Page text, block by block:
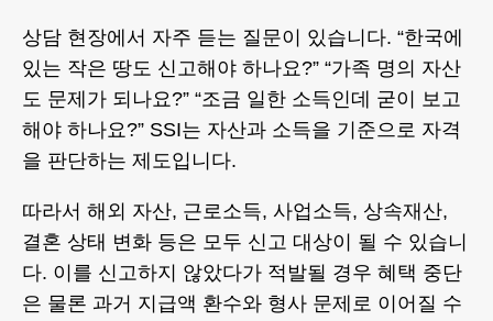
상담 현장에서 자주 듣는 질문이 있습니다. “한국에
있는 작은 땅도 신고해야 하나요?” “가족 명의 자산
도 문제가 되나요?” “조금 일한 소득인데 굳이 보고
해야 하나요?” SSI는 자산과 소득을 기준으로 자격
을 판단하는 제도입니다.
따라서 해외 자산, 근로소득, 사업소득, 상속재산,
결혼 상태 변화 등은 모두 신고 대상이 될 수 있습니
다. 이를 신고하지 않았다가 적발될 경우 혜택 중단
은 물론 과거 지급액 환수와 형사 문제로 이어질 수